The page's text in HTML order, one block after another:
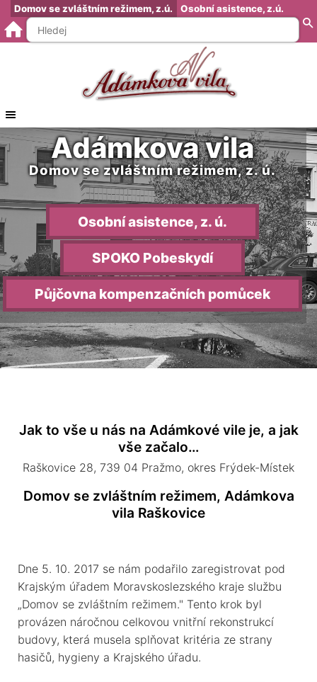
Domov se zvláštním režimem, z.ú. Osobní asistence, z.ú.
Dokumenty zapsaného ústavu
Jak šel čas
Poděkování, příběhy
Naše služby
Nabízené služby
Veřejný závazek
Ceník služeb
Popis realizace
Fotogalerie
Fotogalerie 2024
Dokumenty
Financování
Dotace
Podpora 2022
Podpora 2023
Podpora 2024
Podpora 2025
Adámkova vila
Domov se zvláštním režimem, z. ú.
Osobní asistence, z. ú.
SPOKO Pobeskydí
Půjčovna kompenzačních pomůcek
Jak to vše u nás na Adámkové vile je, a jak
vše začalo…
Raškovice 28, 739 04 Pražmo, okres Frýdek-Místek
Domov se zvláštním režimem, Adámkova
vila Raškovice
Dne 5. 10. 2017 se nám podařilo zaregistrovat pod
Krajským úřadem Moravskoslezského kraje službu
„Domov se zvláštním režimem." Tento krok byl
provázen náročnou celkovou vnitřní rekonstrukcí
budovy, která musela splňovat kritéria ze strany
hasičů, hygieny a Krajského úřadu.